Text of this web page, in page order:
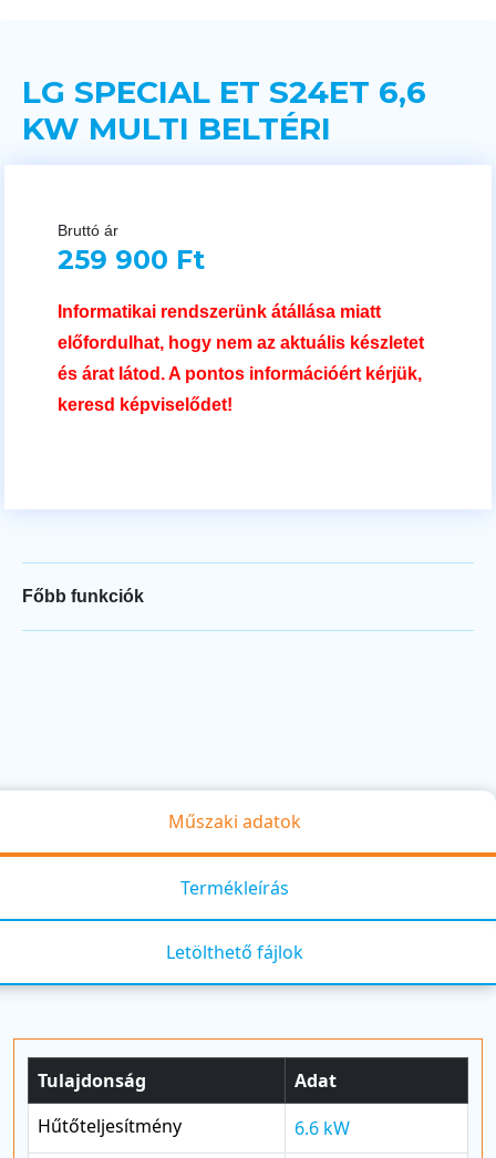
LG SPECIAL ET S24ET 6,6
KW MULTI BELTÉRI
Bruttó ár
259 900 Ft
Informatikai rendszerünk átállása miatt
előfordulhat, hogy nem az aktuális készletet
és árat látod. A pontos információért kérjük,
keresd képviselődet!
Főbb funkciók
Műszaki adatok
Termékleírás
Letölthető fájlok
Tulajdonság
Adat
Hűtőteljesítmény
6.6 kW